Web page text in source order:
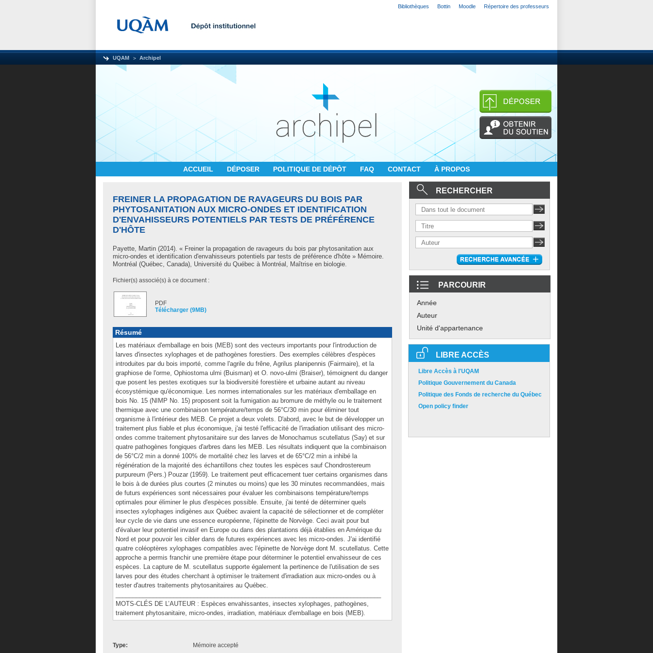
Bibliothèques Bottin Moodle Répertoire des professeurs
UQAM Archipel
ACCUEIL DÉPOSER POLITIQUE DE DÉPÔT FAQ CONTACT À PROPOS
FREINER LA PROPAGATION DE RAVAGEURS DU BOIS PAR
PHYTOSANITATION AUX MICRO-ONDES ET IDENTIFICATION
D'ENVAHISSEURS POTENTIELS PAR TESTS DE PRÉFÉRENCE
D'HÔTE
Payette, Martin (2014). « Freiner la propagation de ravageurs du bois par phytosanitation aux
micro-ondes et identification d'envahisseurs potentiels par tests de préférence d'hôte » Mémoire.
Montréal (Québec, Canada), Université du Québec à Montréal, Maîtrise en biologie.
Fichier(s) associé(s) à ce document :
PDF
Télécharger (9MB)
Résumé
Les matériaux d'emballage en bois (MEB) sont des vecteurs importants pour l'introduction de
larves d'insectes xylophages et de pathogènes forestiers. Des exemples célèbres d'espèces
introduites par du bois importé, comme l'agrile du frêne, Agrilus planipennis (Fairmaire), et la
graphiose de l'orme, Ophiostoma ulmi (Buisman) et O. novo-ulmi (Braiser), témoignent du danger
que posent les pestes exotiques sur la biodiversité forestière et urbaine autant au niveau
écosystémique qu'économique. Les normes internationales sur les matériaux d'emballage en
bois No. 15 (NIMP No. 15) proposent soit la fumigation au bromure de méthyle ou le traitement
thermique avec une combinaison température/temps de 56°C/30 min pour éliminer tout
organisme à l'intérieur des MEB. Ce projet a deux volets. D'abord, avec le but de développer un
traitement plus fiable et plus économique, j'ai testé l'efficacité de l'irradiation utilisant des micro-
ondes comme traitement phytosanitaire sur des larves de Monochamus scutellatus (Say) et sur
quatre pathogènes fongiques d'arbres dans les MEB. Les résultats indiquent que la combinaison
de 56°C/2 min a donné 100% de mortalité chez les larves et de 65°C/2 min a inhibé la
régénération de la majorité des échantillons chez toutes les espèces sauf Chondrostereum
purpureum (Pers.) Pouzar (1959). Le traitement peut efficacement tuer certains organismes dans
le bois à de durées plus courtes (2 minutes ou moins) que les 30 minutes recommandées, mais
de futurs expériences sont nécessaires pour évaluer les combinaisons température/temps
optimales pour éliminer le plus d'espèces possible. Ensuite, j'ai tenté de déterminer quels
insectes xylophages indigènes aux Québec avaient la capacité de sélectionner et de compléter
leur cycle de vie dans une essence européenne, l'épinette de Norvège. Ceci avait pour but
d'évaluer leur potentiel invasif en Europe ou dans des plantations déjà établies en Amérique du
Nord et pour pouvoir les cibler dans de futures expériences avec les micro-ondes. J'ai identifié
quatre coléoptères xylophages compatibles avec l'épinette de Norvège dont M. scutellatus. Cette
approche a permis franchir une première étape pour déterminer le potentiel envahisseur de ces
espèces. La capture de M. scutellatus supporte également la pertinence de l'utilisation de ses
larves pour des études cherchant à optimiser le traitement d'irradiation aux micro-ondes ou à
tester d'autres traitements phytosanitaires au Québec.
MOTS-CLÉS DE L’AUTEUR : Espèces envahissantes, insectes xylophages, pathogènes,
traitement phytosanitaire, micro-ondes, irradiation, matériaux d'emballage en bois (MEB).
Type:
Mémoire accepté
RECHERCHER
PARCOURIR
Année
Auteur
Unité d'appartenance
LIBRE ACCÈS
Libre Accès à l'UQAM
Politique Gouvernement du Canada
Politique des Fonds de recherche du Québec
Open policy finder